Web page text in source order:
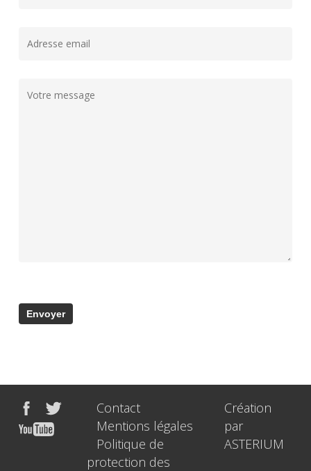
Contact
Mentions légales
Politique de
protection des
Création
par
ASTERIUM